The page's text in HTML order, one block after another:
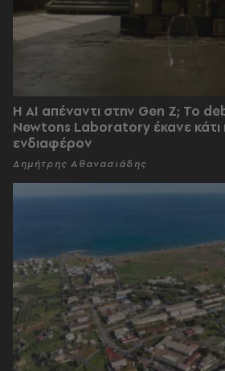
Η AI απέναντι στην Gen Z; Το
Newtons Laboratory έκανε κάτι
ενδιαφέρον
Δημήτρης Αθανασιάδης